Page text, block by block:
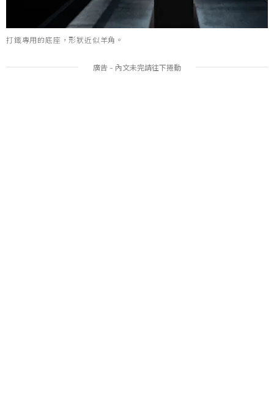
打鐵專用的底座，形狀近似羊角。